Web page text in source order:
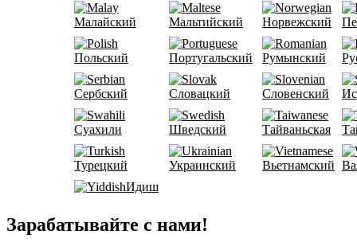
Малайский Мальтийский Норвежский
Польский Португальский Румынский
Сербский Словацкий Словенский
Суахили Шведский Тайваньская
Турецкий Украинский Вьетнамский
Идиш
Зарабатывайте с нами!